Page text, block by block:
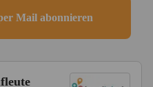
Mail abonnieren